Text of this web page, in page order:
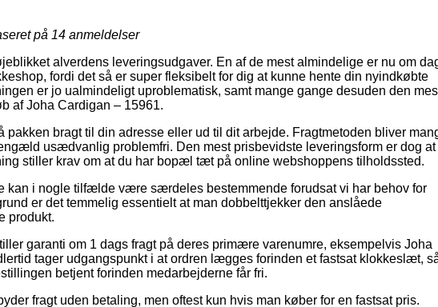
på 14 anmeldelser
alverdens leveringsudgaver. En af de mest almindelige er nu om
fordi det så er super fleksibelt for dig at kunne hente din nyindkøbte
er jo ualmindeligt uproblematisk, samt mange gange desuden den
af Joha Cardigan – 15961.
pakken bragt til din adresse eller ud til dit arbejde. Fragtmetoden bliver
usædvanlig problemfri. Den mest prisbevidste leveringsform er dog at
stiller krav om at du har bopæl tæt på online webshoppens tilholdssted.
kan i nogle tilfælde være særdeles bestemmende forudsat vi har behov for
er det temmelig essentielt at man dobbelttjekker den anslåede
produkt.
garanti om 1 dags fragt på deres primære varenumre, eksempelvis Joha
tager udgangspunkt i at ordren lægges forinden et fastsat klokkeslæt,
betjent forinden medarbejderne får fri.
fragt uden betaling, men oftest kun hvis man køber for en fastsat pris.